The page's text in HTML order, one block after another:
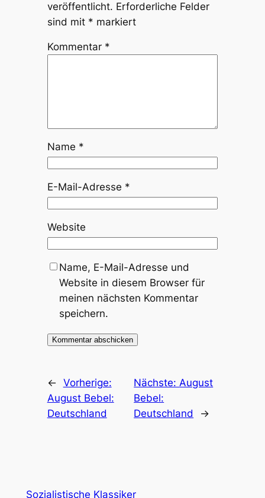
veröffentlicht. Erforderliche Felder
sind mit * markiert
Kommentar *
Name *
E-Mail-Adresse *
Website
Name, E-Mail-Adresse und
Website in diesem Browser für
meinen nächsten Kommentar
speichern.
← Vorherige:
August Bebel:
Deutschland
Nächste:August
Bebel:
Deutschland
→
Sozialistische Klassiker